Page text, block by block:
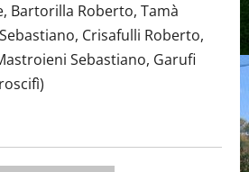
Bartorilla Roberto, Tamà
Crisafulli Roberto,
Sebastiano, Garufi